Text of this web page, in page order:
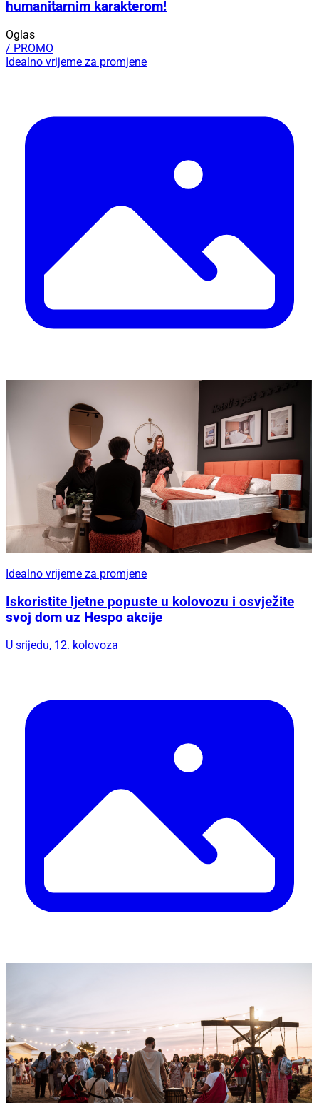
humanitarnim karakterom!
Oglas
/ PROMO
Idealno vrijeme za promjene
Idealno vrijeme za promjene
Iskoristite ljetne popuste u kolovozu i osvježite
svoj dom uz Hespo akcije
U srijedu, 12. kolovoza